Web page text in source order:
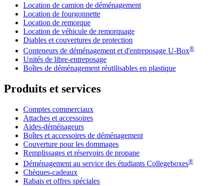
Location de camion de déménagement
Location de fourgonnette
Location de remorque
Location de véhicule de remorquage
Diables et couvertures de protection
Conteneurs de déménagement et d'entreposage U-Box®
Unités de libre-entreposage
Boîtes de déménagement réutilisables en plastique
Produits et services
Comptes commerciaux
Attaches et accessoires
Aides-déménageurs
Boîtes et accessoires de déménagement
Couverture pour les dommages
Remplissages et réservoirs de propane
Déménagement au service des étudiants Collegeboxes®
Chèques-cadeaux
Rabais et offres spéciales